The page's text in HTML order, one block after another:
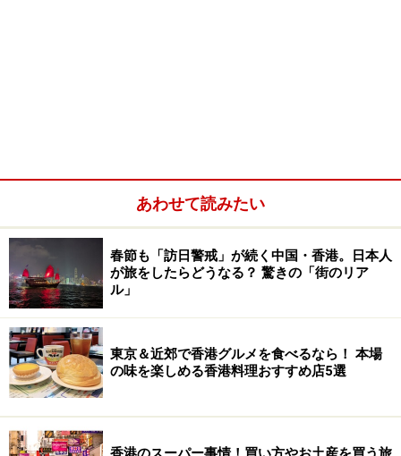
あわせて読みたい
春節も「訪日警戒」が続く中国・香港。日本人
が旅をしたらどうなる？ 驚きの「街のリア
ル」
東京＆近郊で香港グルメを食べるなら！ 本場
の味を楽しめる香港料理おすすめ店5選